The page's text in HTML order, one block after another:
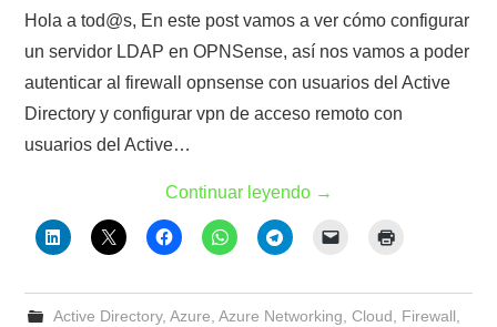
Hola a tod@s, En este post vamos a ver cómo configurar
un servidor LDAP en OPNSense, así nos vamos a poder
autenticar al firewall opnsense con usuarios del Active
Directory y configurar vpn de acceso remoto con
usuarios del Active…
Continuar leyendo →
Active Directory, Azure Azure Networking Cloud Firewall